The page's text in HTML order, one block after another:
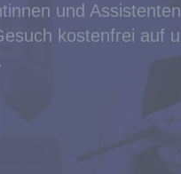
und
kostenfrei auf